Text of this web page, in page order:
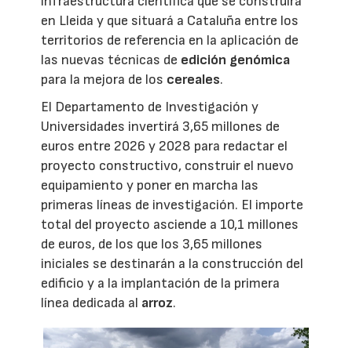
en Lleida y que situará a Cataluña entre los
territorios de referencia en la aplicación de
las nuevas técnicas de edición genómica
para la mejora de los cereales.
El Departamento de Investigación y
Universidades invertirá 3,65 millones de
euros entre 2026 y 2028 para redactar el
proyecto constructivo, construir el nuevo
equipamiento y poner en marcha las
primeras líneas de investigación. El importe
total del proyecto asciende a 10,1 millones
de euros, de los que los 3,65 millones
iniciales se destinarán a la construcción del
edificio y a la implantación de la primera
línea dedicada al arroz.